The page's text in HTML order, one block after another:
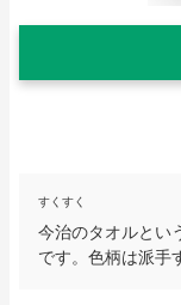
すくすく
今治のタオルとい
です。色柄は派手